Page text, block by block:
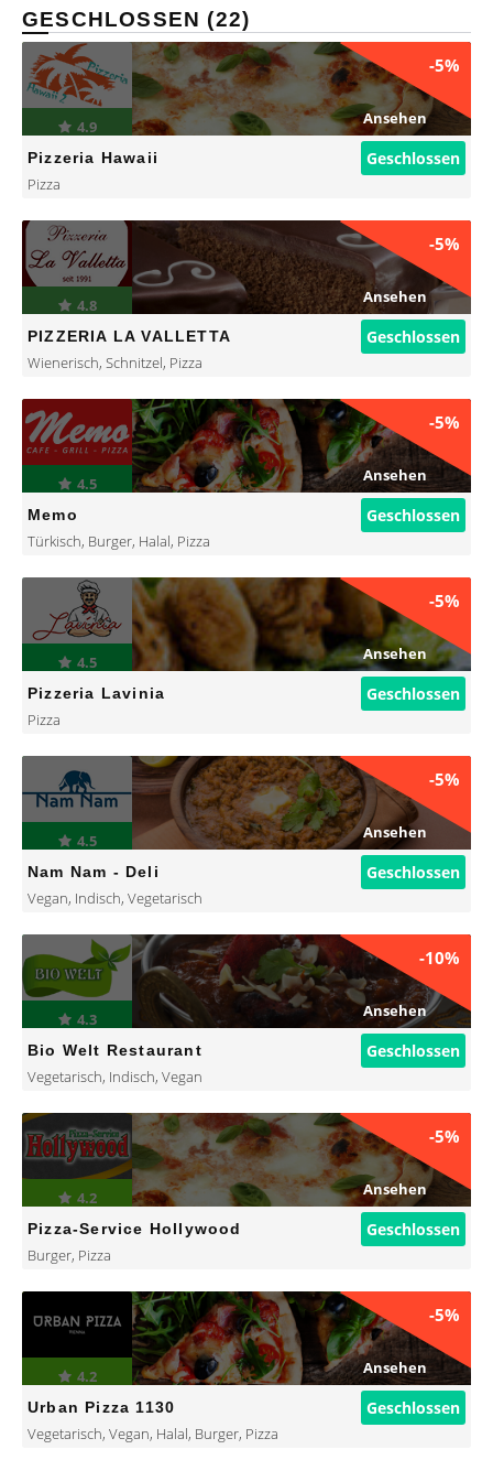
GESCHLOSSEN (22)
-5%
Ansehen
4.9
Pizzeria Hawaii Geschlossen
Pizza
-5%
Ansehen
4.8
PIZZERIA LA VALLETTA Geschlossen
Wienerisch, Schnitzel, Pizza
-5%
Ansehen
4.5
Memo Geschlossen
Türkisch, Burger, Halal, Pizza
-5%
Ansehen
4.5
Pizzeria Lavinia Geschlossen
Pizza
-5%
Ansehen
4.5
Nam Nam - Deli Geschlossen
Vegan, Indisch, Vegetarisch
-10%
Ansehen
4.3
Bio Welt Restaurant Geschlossen
Vegetarisch, Indisch, Vegan
-5%
Ansehen
4.2
Pizza-Service Hollywood Geschlossen
Burger, Pizza
-5%
Ansehen
4.2
Urban Pizza 1130 Geschlossen
Vegetarisch, Vegan, Halal, Burger, Pizza